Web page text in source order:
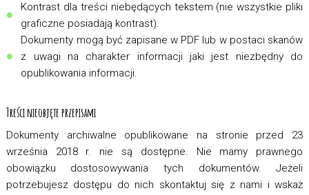
Kontrast dla treści niebędących tekstem (nie wszystkie pliki
graficzne posiadają kontrast).
Dokumenty mogą być zapisane w PDF lub w postaci skanów
z uwagi na charakter informacji jaki jest niezbędny do
opublikowania informacji.
Treści nieobjęte przepisami
Dokumenty archiwalne opublikowane na stronie przed 23
września 2018 r. nie są dostępne. Nie mamy prawnego
obowiązku dostosowywania tych dokumentów. Jeżeli
potrzebujesz dostępu do nich skontaktuj się z nami i wskaż